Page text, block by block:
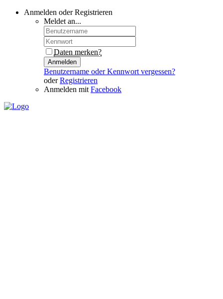
Anmelden oder Registrieren
Meldet an...
Daten merken?
Anmelden
Benutzername oder Kennwort vergessen?
oderRegistrieren
Anmelden mit Facebook